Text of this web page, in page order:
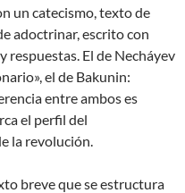
un catecismo, texto de
adoctrinar, escrito con
respuestas. El de Necháyev
el de Bakunin:
entre ambos es
el perfil del
la revolución.
breve que se estructura